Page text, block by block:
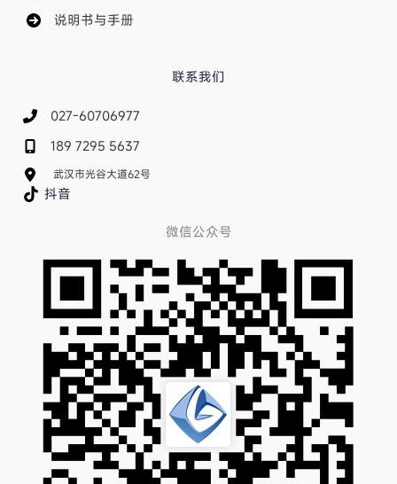
说明书与手册
联系我们
027-60706977
189 7295 5637
武汉市光谷大道62号
抖音
微信公众号